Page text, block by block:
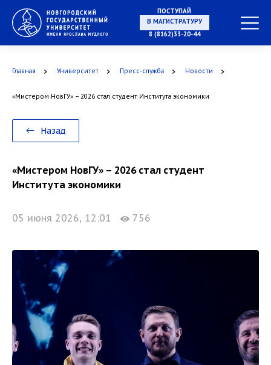
ПОСТУПАЙ
НА СПЕЦИАЛИТЕТ
В МАГИСТРАТУРУ
В АСПИРАНТУРУ
8 (8162)33-20-44
Главная Университет Пресс-служба Новости
«Мистером НовГУ» – 2026 стал студент Института экономики
Назад
«Мистером НовГУ» – 2026 стал студент
Института экономики
05 июня 2026, 12:01 756